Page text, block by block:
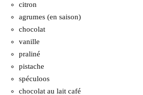
citron
agrumes (en saison)
chocolat
vanille
praliné
pistache
spéculoos
chocolat au lait café